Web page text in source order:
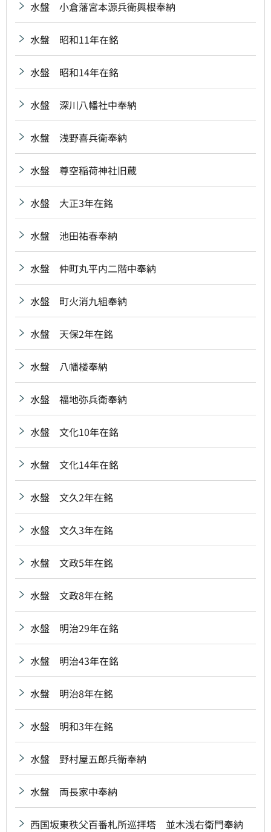
水盤 小倉藩宮本源兵衛興根奉納
水盤 昭和11年在銘
水盤 昭和14年在銘
水盤 深川八幡社中奉納
水盤 浅野喜兵衛奉納
水盤 尊空稲荷神社旧蔵
水盤 大正3年在銘
水盤 池田祐春奉納
水盤 仲町丸平内二階中奉納
水盤 町火消九組奉納
水盤 天保2年在銘
水盤 八幡楼奉納
水盤 福地弥兵衛奉納
水盤 文化10年在銘
水盤 文化14年在銘
水盤 文久2年在銘
水盤 文久3年在銘
水盤 文政5年在銘
水盤 文政8年在銘
水盤 明治29年在銘
水盤 明治43年在銘
水盤 明治8年在銘
水盤 明和3年在銘
水盤 野村屋五郎兵衛奉納
水盤 両長家中奉納
西国坂東秩父百番札所巡拝塔 並木浅右衛門奉納